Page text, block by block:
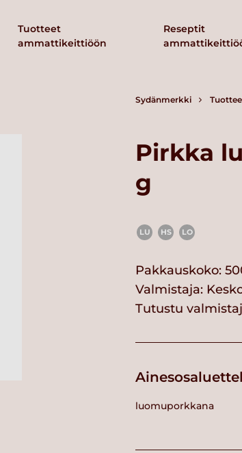
Tuotteet
ammattikeittiöön
Reseptit
Sydänmerkki
Pirkka
g
LU HS LO
Pakkauskoko:
Valmistaja:
Tutustu
luomuporkkana